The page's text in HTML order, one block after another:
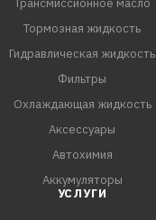
Трансмиссионное масло
Тормозная жидкость
Гидравлическая жидкость
Фильтры
Охлаждающая жидкость
Аксессуары
Автохимия
Аккумуляторы
УСЛУГИ